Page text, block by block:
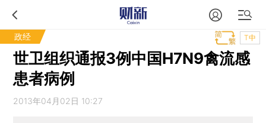
政经 T中
世卫组织通报3例中国H7N9禽流感
患者病例
2013年04月02日 10:27